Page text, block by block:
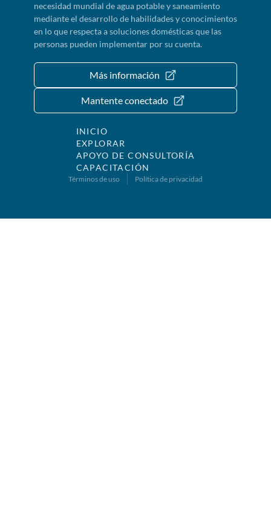
necesidad mundial de agua potable y saneamiento
mediante el desarrollo de habilidades y conocimientos
en lo que respecta a soluciones domésticas que las
personas pueden implementar por su cuenta.
Más información
Mantente conectado
INICIO
EXPLORAR
APOYO DE CONSULTORÍA
CAPACITACIÓN
Términos de uso Política de privacidad